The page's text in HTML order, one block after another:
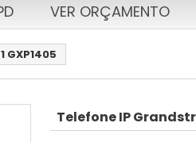
VER ORÇAMENTO
GXP1405
Telefone IP